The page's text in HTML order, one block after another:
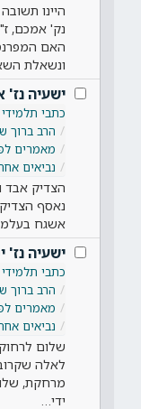
היינו
נק' אמכם,
האם
ונשאלת
ישעיה נז'
כתבי
הרב ברוך
מאמרים
נביאים
הצדיק אבד
נאסף
אשגח
ישעיה נז'
כתבי
הרב ברוך
מאמרים
נביאים
שלום
לאלה
מרחקת,
ידי…